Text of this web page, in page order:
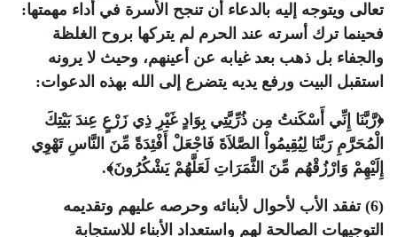
تعالى ويتوجه إليه بالدعاء أن تنجح الأسرة في أداء مهمتها:
فحينما ترك أسرته عند الحرم لم يتركها بروح الغلظة
والجفاء بل ذهب بعد غيابه عن أعينهم، وحيث لا يرونه
استقبل البيت ورفع يديه يتضرع إلى الله بهذه الدعوات:
﴿رَّبَّنَا إِنِّي أَسْكَنتُ مِن ذُرِّيَّتِي بِوَادٍ غَيْرِ ذِي زَرْعٍ عِندَ بَيْتِكَ
الْمُحَرَّمِ رَبَّنَا لِيُقِيمُواْ الصَّلاَةَ فَاجْعَلْ أَفْئِدَةً مِّنَ النَّاسِ تَهْوِي
إِلَيْهِمْ وَارْزُقْهُم مِّنَ الثَّمَرَاتِ لَعَلَّهُمْ يَشْكُرُونَ﴾.
(6) تفقد الأب لأحوال لأبنائه وحرصه عليهم وتقديمه
التوجيهات الصالحة لهم واستعداد الأبناء للاستجابة